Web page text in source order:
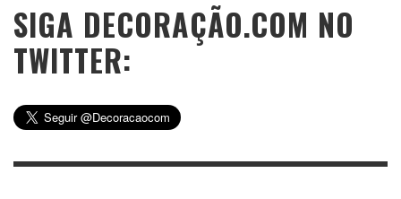
SIGA DECORAÇÃO.COM NO
TWITTER: